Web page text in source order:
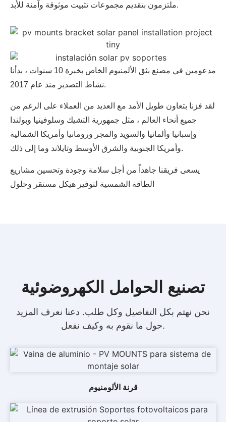
ملتزمون بتقديم مجموعات تثبيت موثوقة وآمنة للأبد.
مدعومين في مصنع بثق الألمنيوم الخاص بخبرة 10 سنوات ، بدأنا
نشاط التصدير منذ عام 2017.
لقد فزنا بتعاون طويل الأمد مع العديد من العملاء على الرغم من
جميع أنحاء العالم ، مثل جمهورية التشيك وسلوفينيا وبولندا
وإسبانيا وألمانيا والسويد والمجر ورومانيا وأمريكا الشمالية
وأمريكا الجنوبية والشرق الأوسط وتايلاند وما إلى ذلك.
يسعى فريقنا جاهداً من أجل سلامة وجودة وتحسين مشاريع
الطاقة الشمسية لتوفير هيكل مستقر وحلول
تصنيع الحوامل الكهروضوئية
نحن نهتم بكل التفاصيل وكل طلب. دعنا نعرف المزيد
حول ما نقوم به وكيف نفعل.
قرنة الألومنيوم